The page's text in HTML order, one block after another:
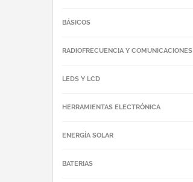
BÁSICOS
RADIOFRECUENCIA Y COMUNICACIONES
LEDS Y LCD
HERRAMIENTAS ELECTRÓNICA
ENERGÍA SOLAR
BATERIAS